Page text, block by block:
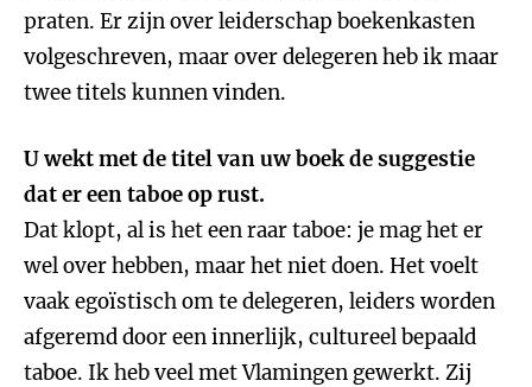
praten. Er zijn over leiderschap boekenkasten
volgeschreven, maar over delegeren heb ik maar
twee titels kunnen vinden.
U wekt met de titel van uw boek de suggestie
dat er een taboe op rust.
Dat klopt, al is het een raar taboe: je mag het er
wel over hebben, maar het niet doen. Het voelt
vaak egoïstisch om te delegeren, leiders worden
afgeremd door een innerlijk, cultureel bepaald
taboe. Ik heb veel met Vlamingen gewerkt. Zij